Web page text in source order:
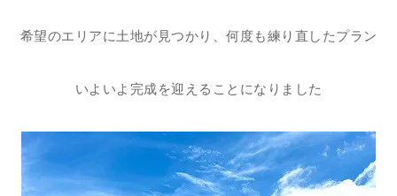
希望のエリアに土地が見つかり、何度も練り直したプラン
いよいよ完成を迎えることになりました